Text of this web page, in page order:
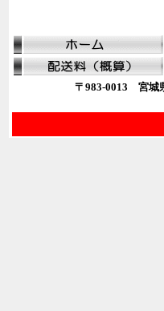
〒983-0013 宮城